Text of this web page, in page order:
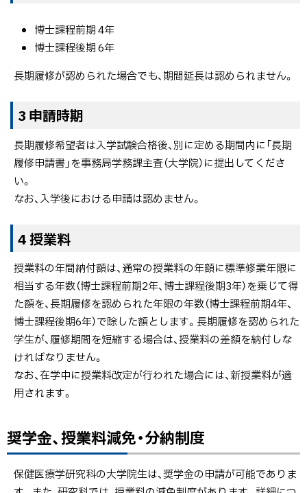
博士課程前期 4年
博士課程後期 6年
長期履修が認められた場合でも、期間延長は認められません。
3 申請時期
長期履修希望者は入学試験合格後、別に定める期間内に「長期
履修申請書」を事務局学務課主査（大学院）に提出してくださ
い。
なお、入学後における申請は認めません。
4 授業料
授業料の年間納付額は、通常の授業料の年額に標準修業年限に
相当する年数（博士課程前期2年、博士課程後期3年）を乗じて得
た額を、長期履修を認められた年限の年数（博士課程前期4年、
博士課程後期6年）で除した額とします。長期履修を認められた
学生が、履修期間を短縮する場合は、授業料の差額を納付しな
ければなりません。
なお、在学中に授業料改定が行われた場合には、新授業料が適
用されます。
奨学金、授業料減免・分納制度
保健医療学研究科の大学院生は、奨学金の申請が可能でありま